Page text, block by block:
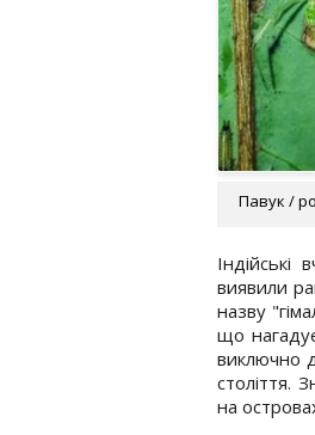
Павук /
виявили
назву
що
виключно
століття.
на